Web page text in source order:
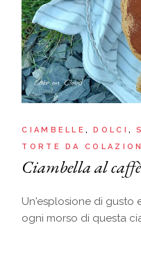
CIAMBELLE DOLCI
TORTE DA
Ciambella al
Un'esplosione di gusto
ogni morso di questa